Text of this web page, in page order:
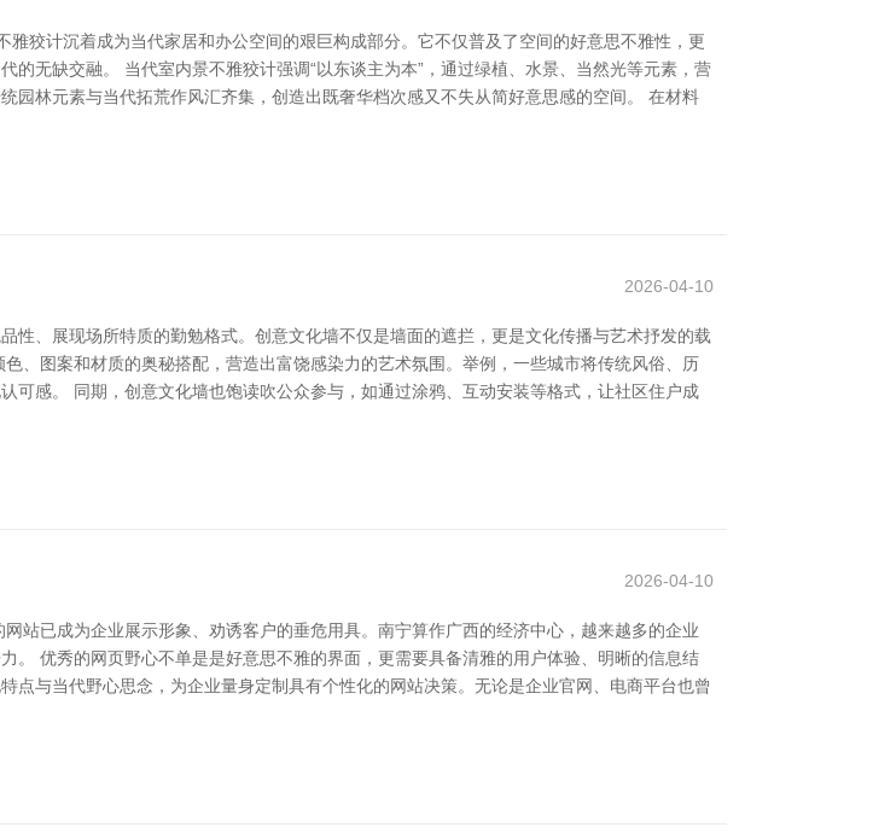
狡计沉着成为当代家居和办公空间的艰巨构成部分。它不仅普及了空间的好意思不雅性，更
无缺交融。 当代室内景不雅狡计强调“以东谈主为本”，通过绿植、水景、当然光等元素，营
园林元素与当代拓荒作风汇齐集，创造出既奢华档次感又不失从简好意思感的空间。 在材料
2026-04-10
、展现场所特质的勤勉格式。创意文化墙不仅是墙面的遮拦，更是文化传播与艺术抒发的载
、图案和材质的奥秘搭配，营造出富饶感染力的艺术氛围。举例，一些城市将传统风俗、历
可感。 同期，创意文化墙也饱读吹公众参与，如通过涂鸦、互动安装等格式，让社区住户成
2026-04-10
站已成为企业展示形象、劝诱客户的垂危用具。南宁算作广西的经济中心，越来越多的企业
。 优秀的网页野心不单是是好意思不雅的界面，更需要具备清雅的用户体验、明晰的信息结
与当代野心思念，为企业量身定制具有个性化的网站决策。无论是企业官网、电商平台也曾